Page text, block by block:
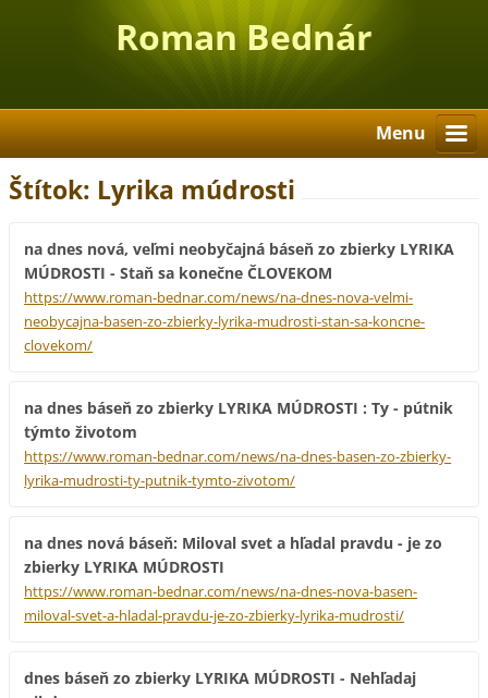
Roman Bednár
Menu
Štítok: Lyrika múdrosti
na dnes nová, veľmi neobyčajná báseň zo zbierky LYRIKA
MÚDROSTI - Staň sa konečne ČLOVEKOM
https://www.roman-bednar.com/news/na-dnes-nova-velmi-
neobycajna-basen-zo-zbierky-lyrika-mudrosti-stan-sa-koncne-
clovekom/
na dnes báseň zo zbierky LYRIKA MÚDROSTI : Ty - pútnik
týmto životom
https://www.roman-bednar.com/news/na-dnes-basen-zo-zbierky-
lyrika-mudrosti-ty-putnik-tymto-zivotom/
na dnes nová báseň: Miloval svet a hľadal pravdu - je zo
zbierky LYRIKA MÚDROSTI
https://www.roman-bednar.com/news/na-dnes-nova-basen-
miloval-svet-a-hladal-pravdu-je-zo-zbierky-lyrika-mudrosti/
dnes báseň zo zbierky LYRIKA MÚDROSTI - Nehľadaj